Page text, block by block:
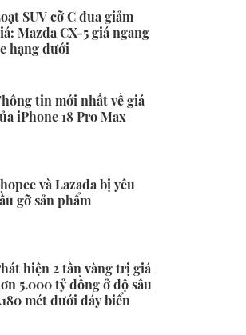
SUV cỡ C đua giảm
Mazda CX-5 giá ngang
hạng dưới
tin mới nhất về giá
iPhone 18 Pro Max
và Lazada bị yêu
gỡ sản phẩm
hiện 2 tấn vàng trị giá
5.000 tỷ đồng ở độ sâu
mét dưới đáy biển